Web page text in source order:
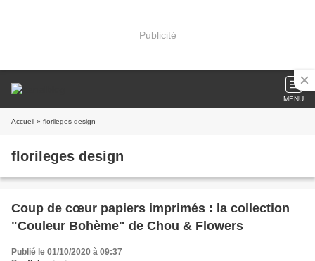
Publicité
MENU
Accueil » florileges design
florileges design
Coup de cœur papiers imprimés : la collection
"Couleur Bohème" de Chou & Flowers
Publié le 01/10/2020 à 09:37